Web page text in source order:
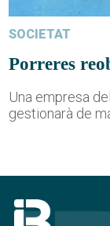
SOCIETAT
Porreres
Una empresa
gestionarà de